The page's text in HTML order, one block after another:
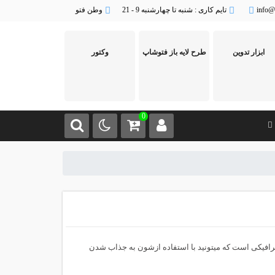
تایم کاری : شنبه تا چهارشنبه 9 - 21 وطن فتو
وکتور طرح لایه باز فتوشاپ ابزار تدوین
0
است که میتونید با استفاده ازشون به جذاب شدن